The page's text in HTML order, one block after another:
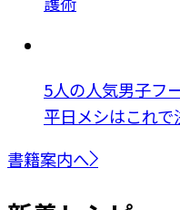
5人の人気男子フ
平日メシはこれで
書籍案内へ